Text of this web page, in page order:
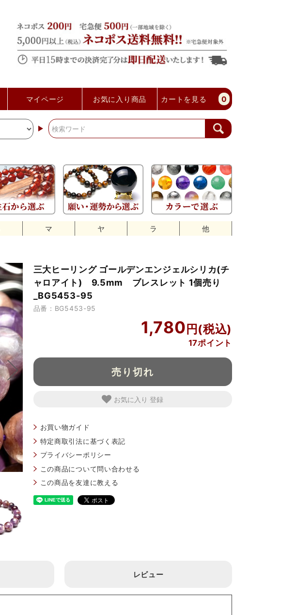
マイページ お気に入り商品 カートを見る 0
マ ヤ ラ 他
三大ヒーリング ゴールデンエンジェルシリカ(チ
ャロアイト) 9.5mm ブレスレット 1個売り
_BG5453-95
品番：BG5453-95
1,780
17ポイント
売り切れ
お気に入り
お買い物ガイド
特定商取引法に基づく表記
プライバシーポリシー
この商品について問い合わせる
この商品を友達に教える
レビュー